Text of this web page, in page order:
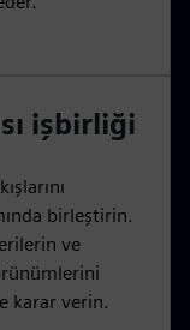
işbirliği
birleştirin.
ve
karar verin.